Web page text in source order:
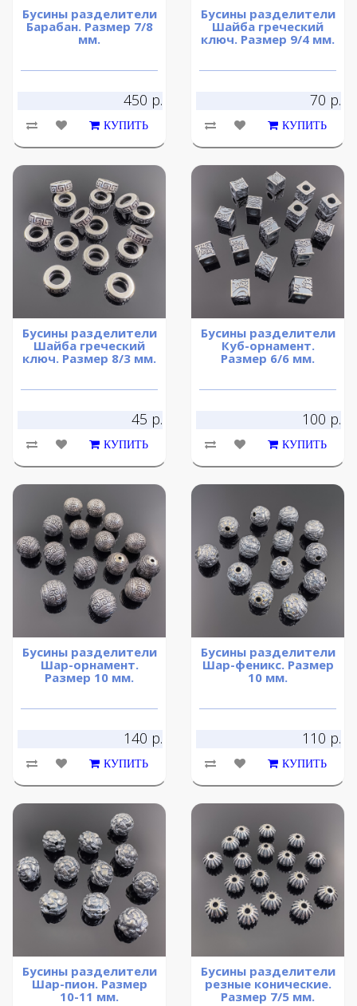
Бусины разделители
Барабан. Размер 7/8
мм.
450 р.
КУПИТЬ
Бусины разделители
Шайба греческий
ключ. Размер 9/4 мм.
70 р.
КУПИТЬ
Бусины разделители
Шайба греческий
ключ. Размер 8/3 мм.
45 р.
КУПИТЬ
Бусины разделители
Куб-орнамент.
Размер 6/6 мм.
100 р.
КУПИТЬ
Бусины разделители
Шар-орнамент.
Размер 10 мм.
140 р.
КУПИТЬ
Бусины разделители
Шар-феникс. Размер
10 мм.
110 р.
КУПИТЬ
Бусины разделители
Шар-пион. Размер
10-11 мм.
Бусины разделители
резные конические.
Размер 7/5 мм.